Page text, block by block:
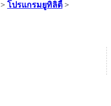
> โปรแกรมยูทิลิตี้ >